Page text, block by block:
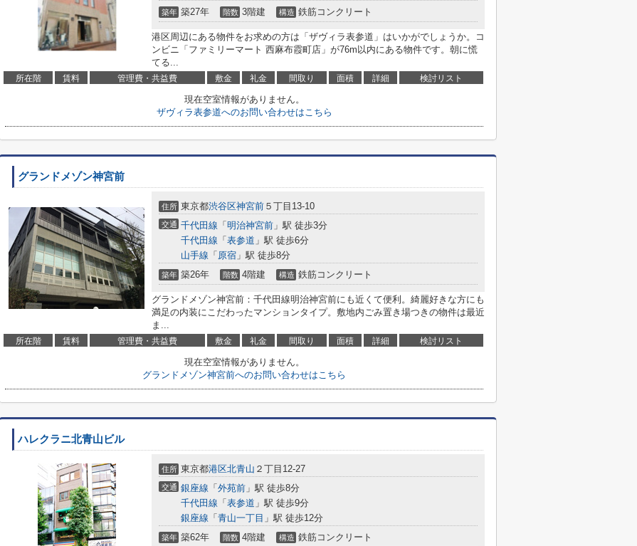
築年 築27年 階数 3階建 構造 鉄筋コンクリート
港区周辺にある物件をお求めの方は「ザヴィラ表参道」はいかがでしょうか。コ
ンビニ「ファミリーマート 西麻布霞町店」が76m以内にある物件です。朝に慌
てる...
所在階 賃料 管理費・共益費 敷金 礼金 間取り 面積 詳細 検討リスト
現在空室情報がありません。
ザヴィラ表参道へのお問い合わせはこちら
グランドメゾン神宮前
住所 東京都渋谷区神宮前 ５丁目13-10
交通 千代田線 「 明治神宮前 」駅 徒歩3分
千代田線 「 表参道 」駅 徒歩6分
山手線 「 原宿 」駅 徒歩8分
築年 築26年 階数 4階建 構造 鉄筋コンクリート
グランドメゾン神宮前：千代田線明治神宮前にも近くて便利。綺麗好きな方にも
満足の内装にこだわったマンションタイプ。敷地内ごみ置き場つきの物件は最近
ま...
所在階 賃料 管理費・共益費 敷金 礼金 間取り 面積 詳細 検討リスト
現在空室情報がありません。
グランドメゾン神宮前へのお問い合わせはこちら
ハレクラニ北青山ビル
住所 東京都港区北青山 ２丁目12-27
交通 銀座線 「 外苑前 」駅 徒歩8分
千代田線 「 表参道 」駅 徒歩9分
銀座線 「 青山一丁目 」駅 徒歩12分
築年 築62年 階数 4階建 構造 鉄筋コンクリート